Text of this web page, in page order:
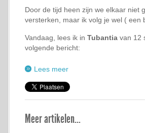
Door de tijd heen zijn we elkaar niet
versterken, maar ik volg je wel ( een
Vandaag, lees ik in Tubantia van 12
volgende bericht:
Lees meer
Meer artikelen...